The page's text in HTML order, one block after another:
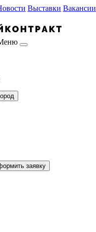
Выставки Вакансии
заявку